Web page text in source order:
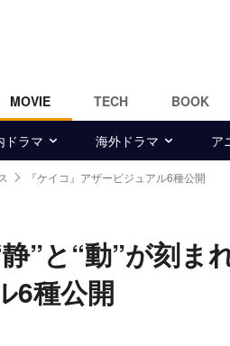
MOVIE TECH BOOK
ドラマ 海外ドラマ ア
『ケイコ』アザービジュアル6種公開
”と“動”が刻
6種公開